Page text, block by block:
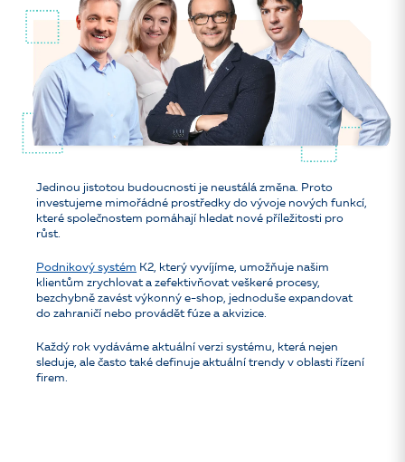
Jedinou jistotou budoucnosti je neustálá změna. Proto
investujeme mimořádné prostředky do vývoje nových funkcí,
které společnostem pomáhají hledat nové příležitosti pro
růst.
Podnikový systém K2, který vyvíjíme, umožňuje našim
klientům zrychlovat a zefektivňovat veškeré procesy,
bezchybně zavést výkonný e-shop, jednoduše expandovat
do zahraničí nebo provádět fúze a akvizice.
Každý rok vydáváme aktuální verzi systému, která nejen
sleduje, ale často také definuje aktuální trendy v oblasti řízení
firem.